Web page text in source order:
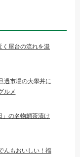
く屋台の流れを汲
過市場の大學丼に
ルメ
」の名物鯛茶漬け
んもおいしい！福